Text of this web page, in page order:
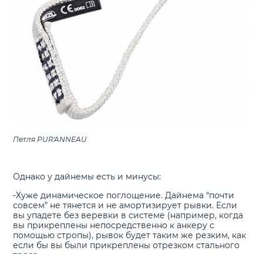
Петля PUR'ANNEAU
Однако у дайнемы есть и минусы:
-Хуже динамическое поглощение. Дайнема “почти
совсем” не тянется и не амортизирует рывки. Если
вы упадете без веревки в системе (например, когда
вы прикреплены непосредственно к анкеру с
помощью стропы), рывок будет таким же резким, как
если бы вы были прикреплены отрезком стального